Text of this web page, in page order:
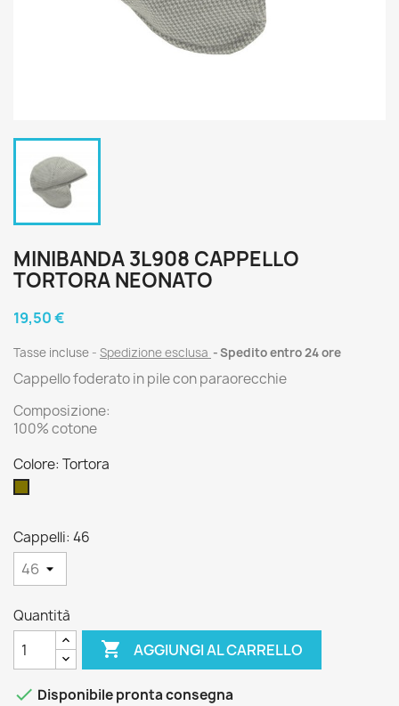
MINIBANDA 3L908 CAPPELLO
TORTORA NEONATO
19,50 €
Tasse incluse Spedizione esclusa Spedito entro 24 ore
Cappello foderato in pile con paraorecchie
Composizione:
100% cotone
Colore: Tortora
Cappelli: 46
Quantità
 AGGIUNGI AL CARRELLO
 Disponibile pronta consegna